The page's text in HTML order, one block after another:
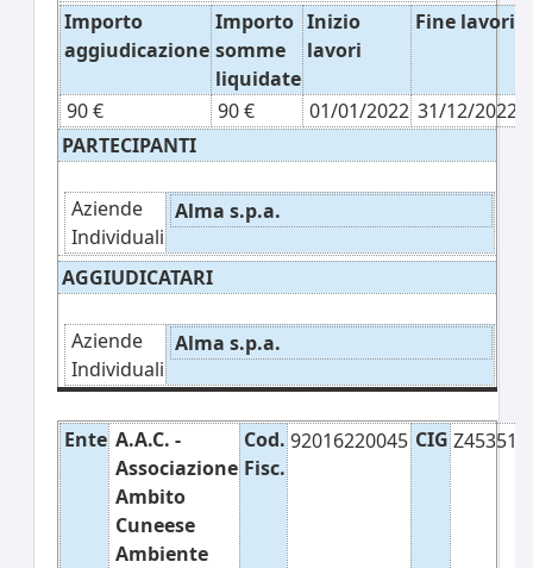
Importo
aggiudicazione
Importo
somme
liquidate
Inizio
lavori
Fine lavori
90 € 90 € 01/01/2022 31/12/2022
PARTECIPANTI
Aziende
Individuali
Alma s.p.a.
AGGIUDICATARI
Aziende
Individuali
Alma s.p.a.
Ente A.A.C. -
Associazione
Ambito
Cuneese
Ambiente
Cod.
Fisc.
92016220045 CIG